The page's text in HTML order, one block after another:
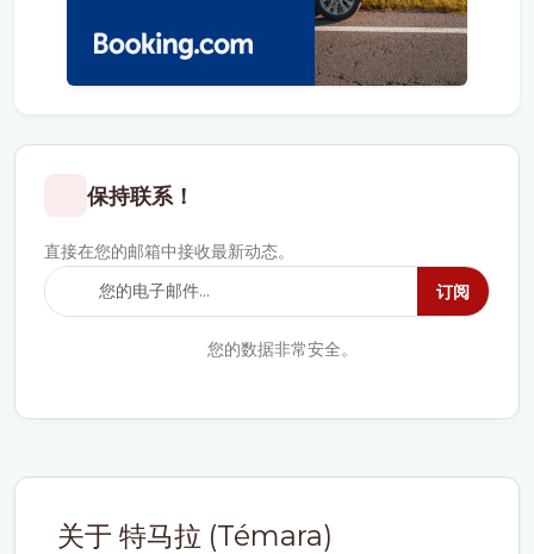
关于 特马拉 (Témara)
保持联系！
直接在您的邮箱中接收最新动态。
订阅
您的数据非常安全。